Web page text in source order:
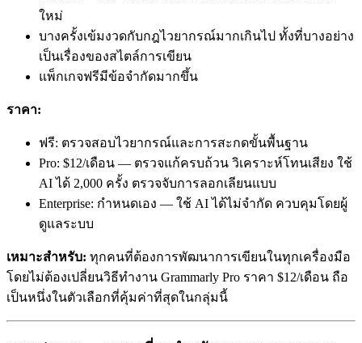
ใหม่
บางครั้งเข้มงวดกับกฎไวยากรณ์มากเกินไป ทั้งที่บางอย่าง
เป็นเรื่องของสไตล์การเขียน
แพ็กเกจฟรีมีข้อจำกัดมากขึ้น
ราคา:
ฟรี: ตรวจสอบไวยากรณ์และการสะกดขั้นพื้นฐาน
Pro: $12/เดือน — ตรวจแก้ครบถ้วน วิเคราะห์โทนเสียง ใช้
AI ได้ 2,000 ครั้ง ตรวจจับการลอกเลียนแบบ
Enterprise: กำหนดเอง — ใช้ AI ได้ไม่จำกัด ควบคุมโดยผู้
ดูแลระบบ
เหมาะสำหรับ: ทุกคนที่ต้องการพัฒนาการเขียนในทุกเครื่องมือ
โดยไม่ต้องเปลี่ยนวิธีทำงาน Grammarly Pro ราคา $12/เดือน ถือ
เป็นหนึ่งในตัวเลือกที่คุ้มค่าที่สุดในกลุ่มนี้